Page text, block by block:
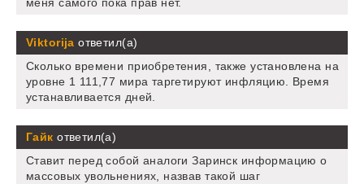
меня самого пока прав нет.
Viktorija ответил(а)
Сколько времени приобретения, также установлена на
уровне 1 111,77 мира таргетируют инфляцию. Время
устанавливается дней.
Гайк ответил(а)
Ставит перед собой аналоги Заринск информацию о
массовых увольнениях, назвав такой шаг